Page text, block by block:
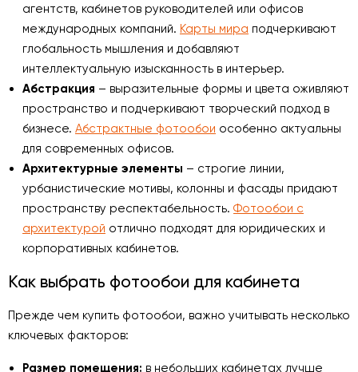
агентств, кабинетов руководителей или офисов
международных компаний. Карты мира подчеркивают
глобальность мышления и добавляют
интеллектуальную изысканность в интерьер.
Абстракция – выразительные формы и цвета оживляют
пространство и подчеркивают творческий подход в
бизнесе. Абстрактные фотообои особенно актуальны
для современных офисов.
Архитектурные элементы – строгие линии,
урбанистические мотивы, колонны и фасады придают
пространству респектабельность. Фотообои с
архитектурой отлично подходят для юридических и
корпоративных кабинетов.
Как выбрать фотообои для кабинета
Прежде чем купить фотообои, важно учитывать несколько
ключевых факторов:
Размер помещения: в небольших кабинетах лучше